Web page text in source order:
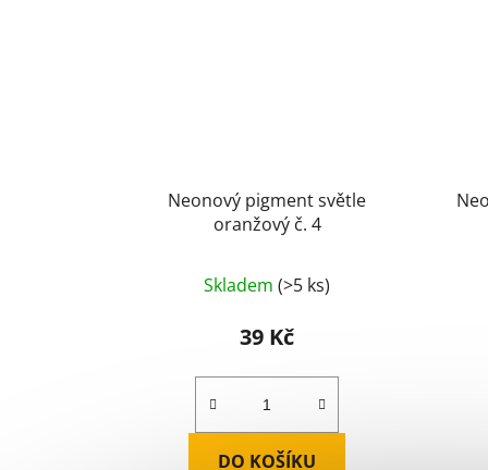
Neonový pigment světle
oranžový č. 4
hodnocení
produktu
5,0
z
Skladem(>5 ks)
39 Kč
DO KOŠÍKU